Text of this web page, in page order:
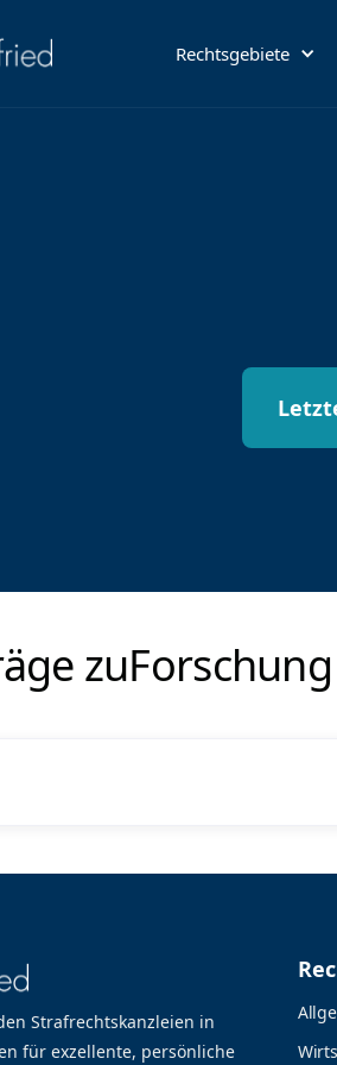
Rechtsgebiete
zuForschung
Strafrechtskanzleien in
für exzellente, persönliche